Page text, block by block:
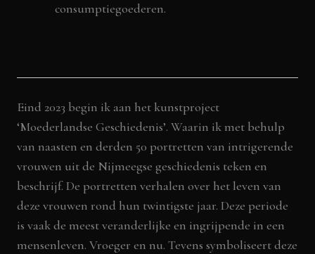
consumptiegoederen.
Eind 2023 begin ikaan het kunstproject
‘Moederlandse Geschiedenis’. Waarin ik met behulp
van naasten en derden 50 portretten van intrigerende
vrouwen uit de Nijmeegse geschiedenis teken en
beschrijf. De portretten verhalen over het leven van
deze vrouwen rond hun twintigste jaar. Deze periode
is vaak de meest veranderlijke en ingrijpende in een
mensenleven. Vroeger en nu. Tevens symboliseert deze